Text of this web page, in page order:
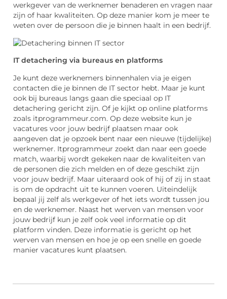
werkgever van de werknemer benaderen en vragen naar
zijn of haar kwaliteiten. Op deze manier kom je meer te
weten over de persoon die je binnen haalt in een bedrijf.
IT detachering via bureaus en platforms
Je kunt deze werknemers binnenhalen via je eigen
contacten die je binnen de IT sector hebt. Maar je kunt
ook bij bureaus langs gaan die speciaal op IT
detachering gericht zijn. Of je kijkt op online platforms
zoals itprogrammeur.com. Op deze website kun je
vacatures voor jouw bedrijf plaatsen maar ook
aangeven dat je opzoek bent naar een nieuwe (tijdelijke)
werknemer. Itprogrammeur zoekt dan naar een goede
match, waarbij wordt gekeken naar de kwaliteiten van
de personen die zich melden en of deze geschikt zijn
voor jouw bedrijf. Maar uiteraard ook of hij of zij in staat
is om de opdracht uit te kunnen voeren. Uiteindelijk
bepaal jij zelf als werkgever of het iets wordt tussen jou
en de werknemer. Naast het werven van mensen voor
jouw bedrijf kun je zelf ook veel informatie op dit
platform vinden. Deze informatie is gericht op het
werven van mensen en hoe je op een snelle en goede
manier vacatures kunt plaatsen.